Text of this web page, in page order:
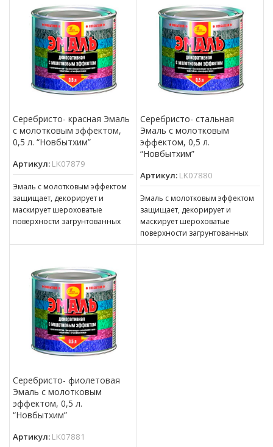
снаружи помещений. Эмаль
также
снаружи помещений. Эмаль
также
Серебристо- красная Эмаль
с молотковым эффектом,
0,5 л. “Новбытхим”
Артикул: LK07879
Эмаль с молотковым эффектом
защищает, декорирует и
маскирует шероховатые
поверхности загрунтованных
эксплуатирующихся внутри и
Серебристо- стальная
Эмаль с молотковым
эффектом, 0,5 л.
“Новбытхим”
Артикул: LK07880
Эмаль с молотковым эффектом
защищает, декорирует и
маскирует шероховатые
поверхности загрунтованных
стальных поверхностей,
Серебристо- фиолетовая
Эмаль с молотковым
эффектом, 0,5 л.
“Новбытхим”
Артикул: LK07881